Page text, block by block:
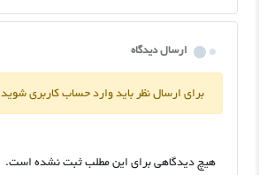
ارسال دیدگاه
برای ارسال نظر باید وارد حساب کاربری شوید
هیچ دیدگاهی برای این مطلب ثبت نشده است.